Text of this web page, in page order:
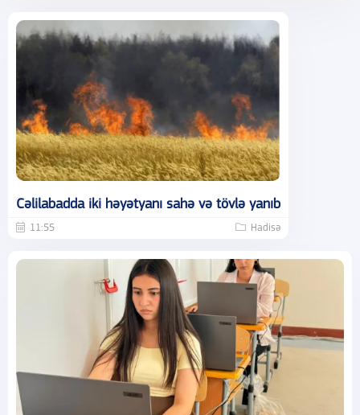
Cəlilabadda iki həyətyanı sahə və tövlə yanıb
11:55 Hadisə